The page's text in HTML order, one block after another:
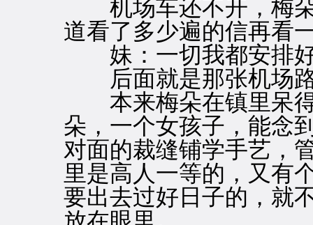
机场车还不开，梅朵
道看了多少遍的信再看
妹：一切我都安排好
后面就是那张机场
本来梅朵在镇里呆得
朵，一个女孩子，能念
对面的裁缝铺学手艺，
里是高人一等的，又有
要出去过好日子的，就